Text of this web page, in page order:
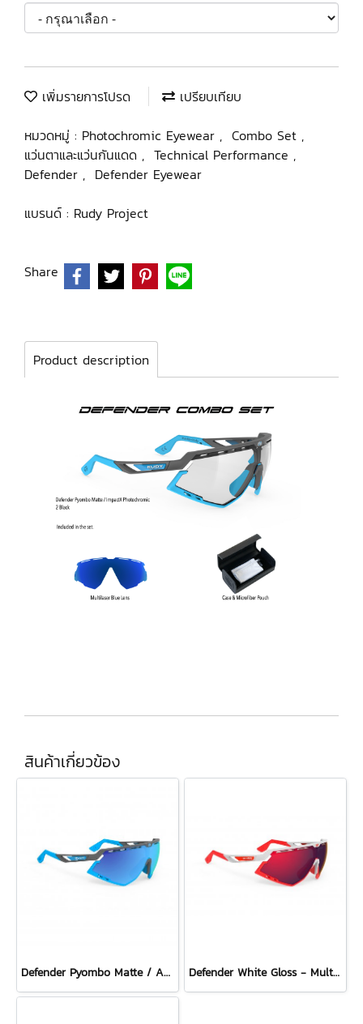
เพิ่มรายการโปรด
เปรียบเทียบ
หมวดหมู่ : Photochromic Eyewear , Combo Set ,
แว่นตาและแว่นกันแดด , Technical Performance ,
Defender , Defender Eyewear
แบรนด์ : Rudy Project
Share
Product description
สินค้าเกี่ยวข้อง
Defender Pyombo Matte / Azur - Multilaser Blue Defender White Gloss - Multilaser Red